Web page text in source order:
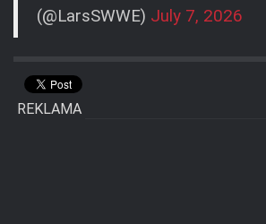
(@LarsSWWE) July 7, 2026
REKLAMA